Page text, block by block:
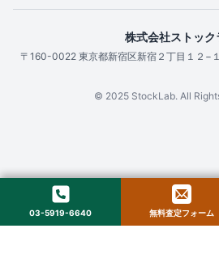
株式会社ストック
〒160-0022 東京都新宿区新宿２丁目１２−
© 2025 StockLab. All
03-5919-6640 無料査定フォーム